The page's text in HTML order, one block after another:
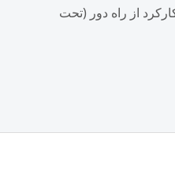
از راه دور (تحت